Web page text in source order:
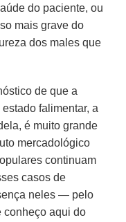
do paciente, ou
mais grave do
dos males que
de que a
falimentar, a
é muito grande
mercadológico
continuam
casos de
neles — pelo
conheço aqui do